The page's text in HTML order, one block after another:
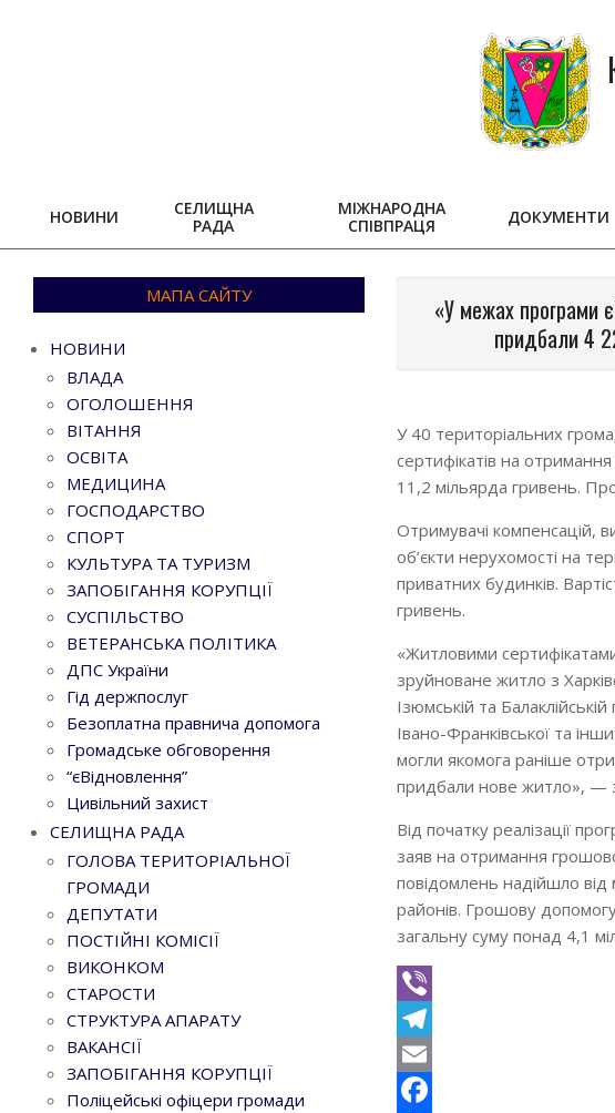
НОВИНИ
СЕЛИЩНА
РАДА
МІЖНАРОДНА
СПІВПРАЦЯ
ДОКУМЕНТИ
«У межах програми
придбали 4
У 40 територіальних
сертифікатів на
11,2 мільярда гривень.
Отримувачі компенсацій,
об’єкти нерухомості на
приватних будинків.
гривень.
«Житловими
зруйноване житло з
Ізюмській та
Івано-Франківської та
могли якомога раніше
придбали нове житло», —
Від початку реалізації
заяв на отримання
повідомлень надійшло від
районів. Грошову
загальну суму понад 4,1
Viber
Telegram
Email
МАПА САЙТУ
НОВИНИ
ВЛАДА
ОГОЛОШЕННЯ
ВІТАННЯ
ОСВІТА
МЕДИЦИНА
ГОСПОДАРСТВО
СПОРТ
КУЛЬТУРА ТА ТУРИЗМ
ЗАПОБІГАННЯ КОРУПЦІЇ
СУСПІЛЬСТВО
ВЕТЕРАНСЬКА ПОЛІТИКА
ДПС України
Гід держпослуг
Безоплатна правнича допомога
Громадське обговорення
“єВідновлення”
Цивільний захист
СЕЛИЩНА РАДА
ГОЛОВА ТЕРИТОРІАЛЬНОЇ
ГРОМАДИ
ДЕПУТАТИ
ПОСТІЙНІ КОМІСІЇ
ВИКОНКОМ
СТАРОСТИ
СТРУКТУРА АПАРАТУ
ВАКАНСІЇ
ЗАПОБІГАННЯ КОРУПЦІЇ
Поліцейські офіцери громади